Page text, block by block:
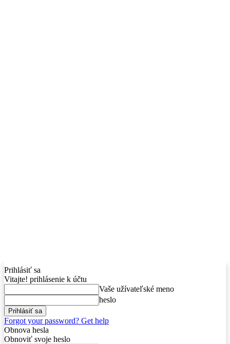
Prihlásiť sa
Vitajte! prihlásenie k účtu
Vaše užívateľské meno
heslo
Forgot your password? Get help
Obnova hesla
Obnoviť svoje heslo